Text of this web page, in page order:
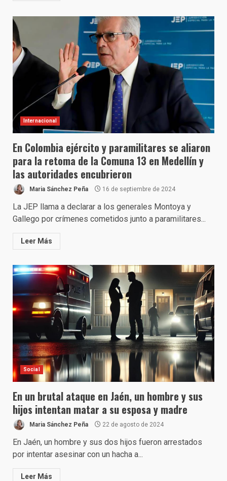
Internacional
En Colombia ejército y paramilitares se aliaron
para la retoma de la Comuna 13 en Medellín y
las autoridades encubrieron
Maria Sánchez Peña 16 de septiembre de 2024
La JEP llama a declarar a los generales Montoya y
Gallego por crímenes cometidos junto a paramilitares...
Leer Más
Social
En un brutal ataque en Jaén, un hombre y sus
hijos intentan matar a su esposa y madre
Maria Sánchez Peña 22 de agosto de 2024
En Jaén, un hombre y sus dos hijos fueron arrestados
por intentar asesinar con un hacha a...
Leer Más